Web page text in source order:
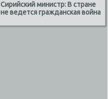
Сирийский министр: В стране
не ведется гражданская война